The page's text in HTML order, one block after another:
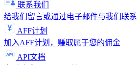
联系我们
给我们留言或通过电子邮件与我们联系
AFF计划
加入AFF计划，赚取属于您的佣金
API文档